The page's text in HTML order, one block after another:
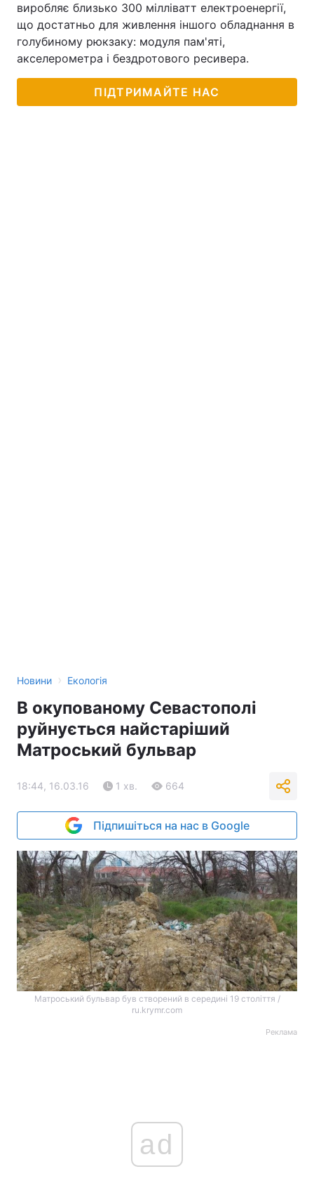
виробляє близько 300 мілліватт електроенергії,
що достатньо для живлення іншого обладнання в
голубиному рюкзаку: модуля пам'яті,
акселерометра і бездротового ресивера.
ПІДТРИМАЙТЕ НАС
Новини › Екологія
В окупованому Севастополі
руйнується найстаріший
Матроський бульвар
18:44, 16.03.16 1 хв. 664
Підпишіться на нас в Google
Матроський бульвар був створений в середині 19 століття /
ru.krymr.com
Реклама
ad